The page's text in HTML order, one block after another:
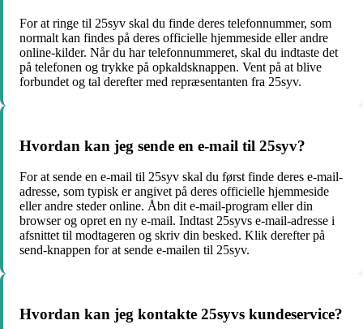
For at ringe til 25syv skal du finde deres telefonnummer, som
normalt kan findes på deres officielle hjemmeside eller andre
online-kilder. Når du har telefonnummeret, skal du indtaste det
på telefonen og trykke på opkaldsknappen. Vent på at blive
forbundet og tal derefter med repræsentanten fra 25syv.
Hvordan kan jeg sende en e-mail til 25syv?
For at sende en e-mail til 25syv skal du først finde deres e-mail-
adresse, som typisk er angivet på deres officielle hjemmeside
eller andre steder online. Åbn dit e-mail-program eller din
browser og opret en ny e-mail. Indtast 25syvs e-mail-adresse i
afsnittet til modtageren og skriv din besked. Klik derefter på
send-knappen for at sende e-mailen til 25syv.
Hvordan kan jeg kontakte 25syvs kundeservice?